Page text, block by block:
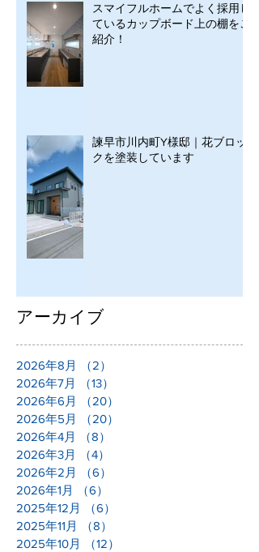
スマイフルホームでよく採用し
ているカップボード上の棚をご
紹介！
諫早市川内町Y様邸｜花ブロッ
クを塗装しています
アーカイブ
2026年8月 （2）
2026年7月
（13）
2026年6月
（20）
2026年5月
（20）
2026年4月
（8）
2026年3月
（4）
2026年2月
（6）
2026年1月
（6）
2025年12月
（6）
2025年11月
（8）
2025年10月
（12）